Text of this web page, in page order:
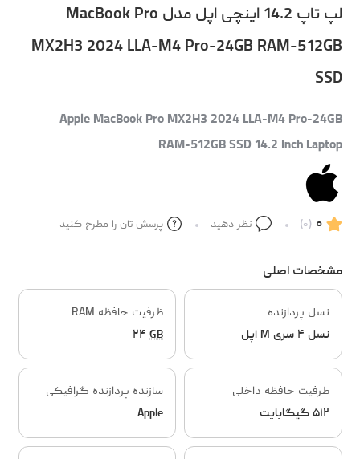
لپ تاپ 14.2 اینچی اپل مدل MacBook Pro
MX2H3 2024 LLA-M4 Pro-24GB RAM-512GB
SSD
Apple MacBook Pro MX2H3 2024 LLA-M4 Pro-24GB
RAM-512GB SSD 14.2 Inch Laptop
۰ (۰) نظر دهید پرسش تان را مطرح کنید
مشخصات اصلی
نسل پردازنده
نسل ۴ سری M اپل
ظرفیت حافظه RAM
۲۴ GB
ظرفیت حافظه داخلی
۵۱۲ گیگابایت
سازنده پردازنده گرافیکی
Apple